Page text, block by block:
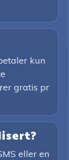
kun
gratis pr
eller en